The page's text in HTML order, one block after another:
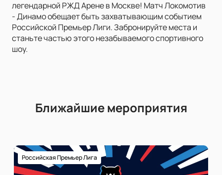
легендарной РЖД Арене в Москве! Матч Локомотив
- Динамо обещает быть захватывающим событием
Российской Премьер Лиги. Забронируйте места и
станьте частью этого незабываемого спортивного
шоу.
Ближайшие мероприятия
Российская Премьер Лига